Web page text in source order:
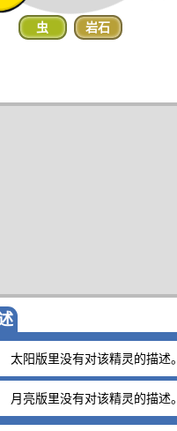
虫 岩石
太阳版里没有对该精灵的描述。
月亮版里没有对该精灵的描述。